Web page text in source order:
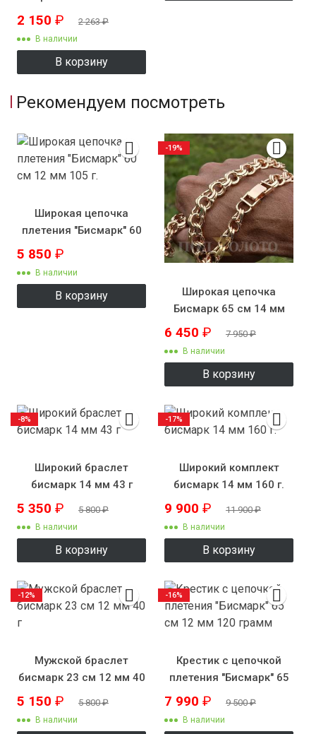
2 150 ₽ 2 263₽
В наличии
В корзину
Рекомендуем посмотреть
Широкая цепочка
плетения "Бисмарк" 60
см 12 мм 105 г.
5 850 ₽
В наличии
В корзину
Широкая цепочка
Бисмарк 65 см 14 мм
6 450 ₽ 7 950₽
В наличии
В корзину
-19%
Широкий браслет
бисмарк 14 мм 43 г
5 350 ₽ 5 800₽
В наличии
В корзину
-8%
Широкий комплект
бисмарк 14 мм 160 г.
9 900 ₽ 11 900₽
В наличии
В корзину
-17%
Мужской браслет
бисмарк 23 см 12 мм 40
5 150 ₽ 5 800₽
В наличии
-12%
Крестик с цепочкой
плетения "Бисмарк" 65
см 12 мм 120 грамм
7 990 ₽ 9 500₽
В наличии
-16%